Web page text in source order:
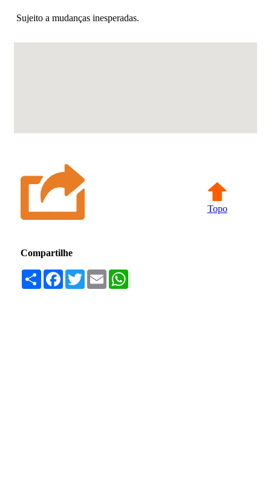
Sujeito a mudanças inesperadas.
Topo
Compartilhe
Compartilhar
Facebook
TwitterEmail